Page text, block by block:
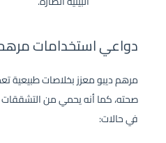
دواعي استخدامات
مرهم ديبو معزز بخلاصات طبيعية
صحته، كما أنه يحمي من
في حالات: